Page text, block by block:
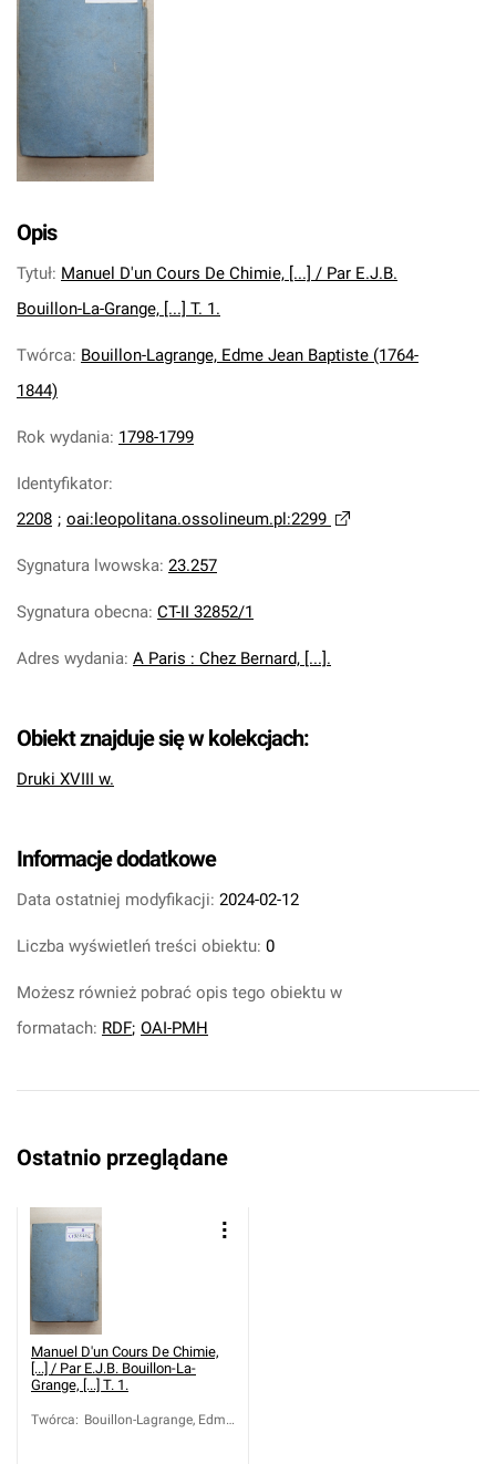
Opis
Tytuł: Manuel D'un Cours De Chimie, [...] / Par E.J.B.
Bouillon-La-Grange, [...] T. 1.
Twórca: Bouillon-Lagrange, Edme Jean Baptiste (1764-
1844)
Rok wydania: 1798-1799
Identyfikator:
2208 ; oai:leopolitana.ossolineum.pl:2299
Sygnatura lwowska: 23.257
Sygnatura obecna: CT-II 32852/1
Adres wydania: A Paris : Chez Bernard, [...].
Obiekt znajduje się w kolekcjach:
Druki XVIII w.
Informacje dodatkowe
Data ostatniej modyfikacji: 2024-02-12
Liczba wyświetleń treści obiektu: 0
Możesz również pobrać opis tego obiektu w
formatach: RDF; OAI-PMH
Ostatnio przeglądane
Manuel D'un Cours De Chimie,
[...] / Par E.J.B. Bouillon-La-
Grange, [...] T. 1.
Twórca: Bouillon-Lagrange, Edme